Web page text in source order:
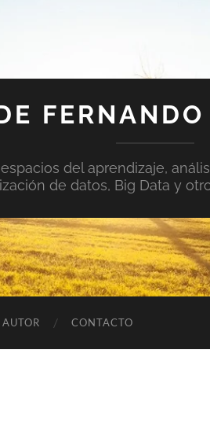
del aprendizaje,
de datos, Big Data y
AUTOR CONTACTO